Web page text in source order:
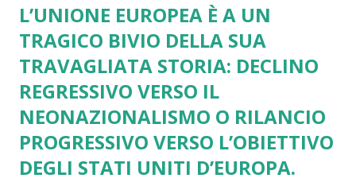
L’UNIONE EUROPEA È A UN
TRAGICO BIVIO DELLA SUA
TRAVAGLIATA STORIA: DECLINO
REGRESSIVO VERSO IL
NEONAZIONALISMO O RILANCIO
PROGRESSIVO VERSO L’OBIETTIVO
DEGLI STATI UNITI D’EUROPA.